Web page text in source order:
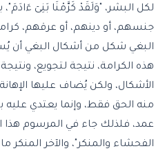
لكل البشر، "وَلَقَدْ كَرَّمْنَا بَنِىٓ
جنسهم، أو دينهم، أو عرقهم،
البغي شكل من أشكال البغي أن
هذه الكرامة، نتيجة لتجويع،
الأشكال، ولكن يُضاف عليها
منه الحق فقط، وإنما يعتدي عليه
عمد، فلذلك جاء في المرسوم هذا
الفحشاء والمنكر"، والآخر المنكر